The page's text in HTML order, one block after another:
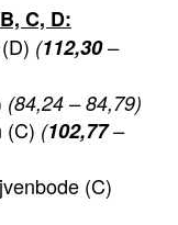
C, D:
(112,30–
(84,24 – 84,79)
(C) (102,77–
(C)